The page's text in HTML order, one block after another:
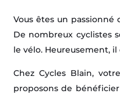
Vous êtes un passionné
De nombreux cyclistes
le vélo. Heureusement,
Chez Cycles Blain,
proposons de bénéficier